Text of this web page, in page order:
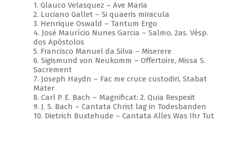
1. Glauco Velasquez – Ave Maria
2. Luciano Gallet – Si quaeris miracula
3. Henrique Oswald – Tantum Ergo
4. José Maurício Nunes Garcia – Salmo, 2as. Vésp.
dos Apóstolos
5. Francisco Manuel da Silva – Miserere
6. Sigismund von Neukomm – Offertoire, Missa S.
Sacrement
7. Joseph Haydn – Fac me cruce custodiri, Stabat
Mater
8. Carl P. E. Bach – Magnificat: 2. Quia Respexit
9. J. S. Bach – Cantata Christ lag in Todesbanden
10. Dietrich Buxtehude – Cantata Alles Was Ihr Tut